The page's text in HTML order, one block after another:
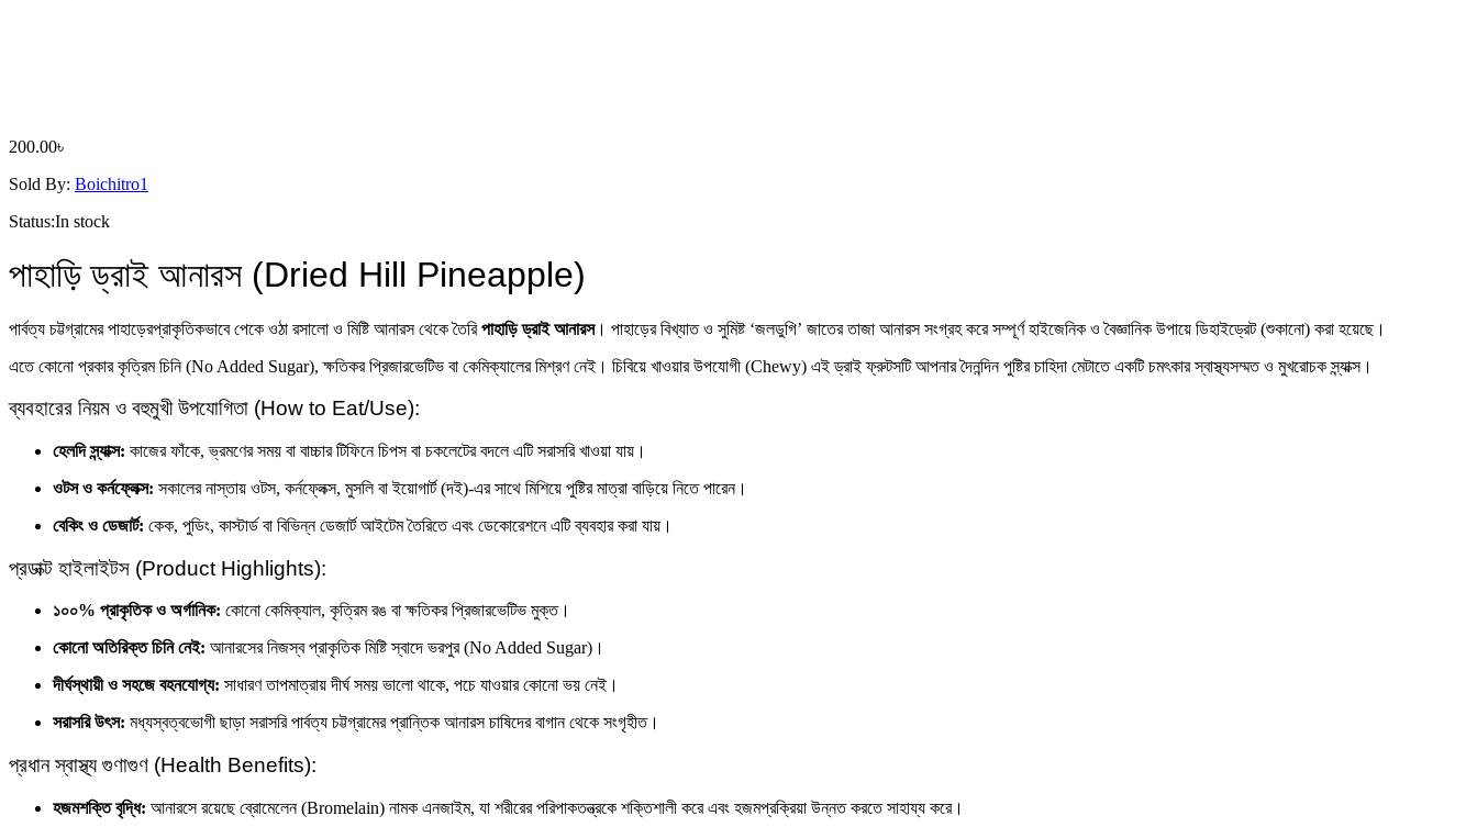
200.00৳
Sold By: Boichitro1
Status:In stock
পাহাড়ি ড্রাই আনারস (Dried Hill Pineapple)
পার্বত্য চট্টগ্রামের পাহাড়েরপ্রাকৃতিকভাবে পেকে ওঠা রসালো ও মিষ্টি আনারস থেকে তৈরিপাহাড়ি ড্রাই আনারস। পাহাড়ের বিখ্যাত ও সুমিষ্ট ‘জলডুগি’ জাতের তাজা আনারস সংগ্রহ করে সম্পূর্ণ হাইজেনিক ও বৈজ্ঞানিক উপায়ে ডিহাইড্রেট (শুকানো) করা হয়েছে।
এতে কোনো প্রকার কৃত্রিম চিনি (No Added Sugar), ক্ষতিকর প্রিজারভেটিভ বা কেমিক্যালের মিশ্রণ নেই। চিবিয়ে খাওয়ার উপযোগী (Chewy) এই ড্রাই ফ্রুটসটি আপনার দৈনন্দিন পুষ্টির চাহিদা মেটাতে একটি চমৎকার স্বাস্থ্যসম্মত ও মুখরোচক স্ন্যাক্স।
ব্যবহারের নিয়ম ও বহুমুখী উপযোগিতা (How to Eat/Use):
হেলদি স্ন্যাক্স: কাজের ফাঁকে, ভ্রমণের সময় বা বাচ্চার টিফিনে চিপস বা চকলেটের বদলে এটি সরাসরি খাওয়া যায়।
ওটস ও কর্নফ্লেক্স: সকালের নাস্তায় ওটস, কর্নফ্লেক্স, মুসলি বা ইয়োগার্ট (দই)-এর সাথে মিশিয়ে পুষ্টির মাত্রা বাড়িয়ে নিতে পারেন।
বেকিং ও ডেজার্ট: কেক, পুডিং, কাস্টার্ড বা বিভিন্ন ডেজার্ট আইটেম তৈরিতে এবং ডেকোরেশনে এটি ব্যবহার করা যায়।
প্রডাক্ট হাইলাইটস (Product Highlights):
১০০% প্রাকৃতিক ও অর্গানিক: কোনো কেমিক্যাল, কৃত্রিম রঙ বা ক্ষতিকর প্রিজারভেটিভ মুক্ত।
কোনো অতিরিক্ত চিনি নেই: আনারসের নিজস্ব প্রাকৃতিক মিষ্টি স্বাদে ভরপুর (No Added Sugar)।
দীর্ঘস্থায়ী ও সহজে বহনযোগ্য: সাধারণ তাপমাত্রায় দীর্ঘ সময় ভালো থাকে, পচে যাওয়ার কোনো ভয় নেই।
সরাসরি উৎস: মধ্যস্বত্বভোগী ছাড়া সরাসরি পার্বত্য চট্টগ্রামের প্রান্তিক আনারস চাষিদের বাগান থেকে সংগৃহীত।
প্রধান স্বাস্থ্য গুণাগুণ (Health Benefits):
হজমশক্তি বৃদ্ধি: আনারসে রয়েছে ব্রোমেলেন (Bromelain) নামক এনজাইম, যা শরীরের পরিপাকতন্ত্রকে শক্তিশালী করে এবং হজমপ্রক্রিয়া উন্নত করতে সাহায্য করে।